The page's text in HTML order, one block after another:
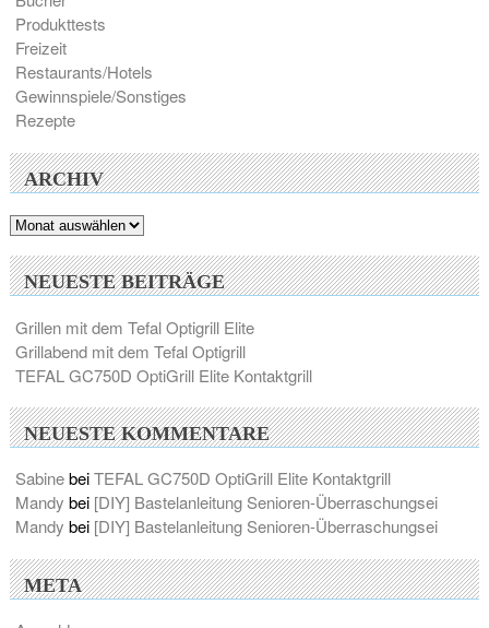
Produkttests
Freizeit
Restaurants/Hotels
Gewinnspiele/Sonstiges
Rezepte
ARCHIV
Archiv
NEUESTE BEITRÄGE
Grillen mit dem Tefal Optigrill Elite
Grillabend mit dem Tefal Optigrill
TEFAL GC750D OptiGrill Elite Kontaktgrill
NEUESTE KOMMENTARE
SabinebeiTEFAL GC750D OptiGrill Elite Kontaktgrill
Mandy bei [DIY] Bastelanleitung Senioren-Überraschungsei
Mandy bei [DIY] Bastelanleitung Senioren-Überraschungsei
META